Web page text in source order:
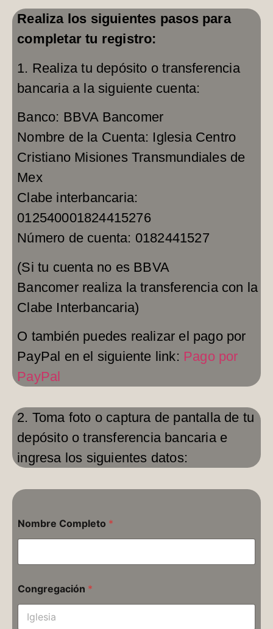
Realiza los siguientes pasos para
completar tu registro:
1. Realiza tu depósito o transferencia
bancaria a la siguiente cuenta:
Banco: BBVA Bancomer
Nombre de la Cuenta: Iglesia Centro
Cristiano Misiones Transmundiales de
Mex
Clabe interbancaria:
012540001824415276
Número de cuenta: 0182441527
(Si tu cuenta no es BBVA
Bancomer realiza la transferencia con la
Clabe Interbancaria)
O también puedes realizar el pago por
PayPal en el siguiente link: Pago por
PayPal
2. Toma foto o captura de pantalla de tu
depósito o transferencia bancaria e
ingresa los siguientes datos:
Nombre Completo *
Congregación *